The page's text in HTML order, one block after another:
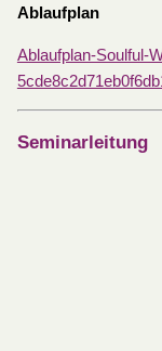
Ablaufplan
Ablaufplan-Soulful-
Seminarleitung